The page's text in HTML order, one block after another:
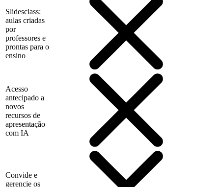
Slidesclass:
aulas criadas
por
professores e
prontas para o
ensino
Acesso
antecipado a
novos
recursos de
apresentação
com IA
Convide e
gerencie os